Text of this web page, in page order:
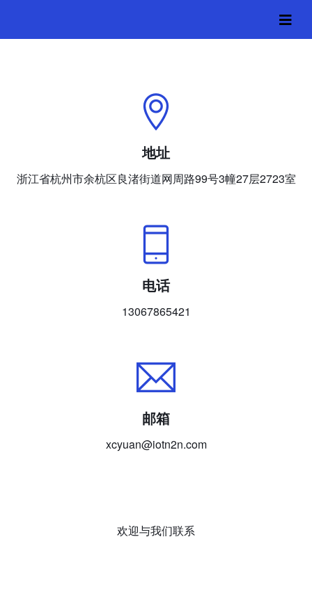
地址
浙江省杭州市余杭区良渚街道网周路99号3幢27层2723室
电话
13067865421
邮箱
xcyuan@iotn2n.com
欢迎与我们联系